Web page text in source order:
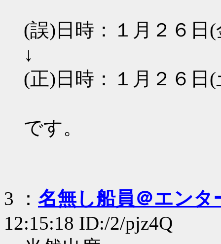
(誤)日時：１月２６
↓
(正)日時：１月２６
です。
3 ： 名無し船員＠エンタ
12:15:18 ID:/2/pjz4Q